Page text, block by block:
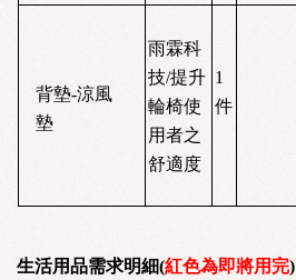
背墊-涼風
墊
雨霖科
技/提升
輪椅使
用者之
舒適度
1
件
生活用品需求明細(紅色為即將用完)